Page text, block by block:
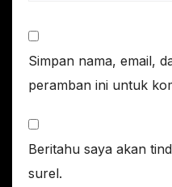
Simpan nama, email,
peramban ini untuk
Beritahu saya akan
surel.